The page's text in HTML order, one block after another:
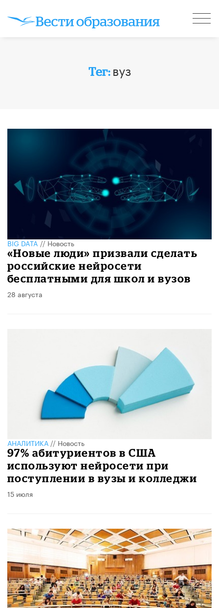
Тег: вуз
BIG DATA//Новость
«Новые люди» призвали сделать
российские нейросети
бесплатными для школ и вузов
28 августа
АНАЛИТИКА // Новость
97% абитуриентов в США
используют нейросети при
поступлении в вузы и колледжи
15 июля